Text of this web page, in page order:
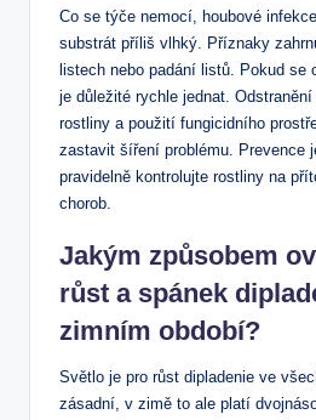
Co se týče nemocí, houbové
substrát příliš vlhký. Příznaky
listech nebo padání listů. Pokud se
je důležité rychle jednat.
rostliny⁤ a použití fungicidního
zastavit⁣ šíření problému. Prevence
pravidelně kontrolujte rostliny na
chorob.
Jakým způsobem
růst a spánek
zimním ‍období?
Světlo⁣ je pro růst dipladenie ​ve
zásadní, v zimě to ‍ale ‍platí